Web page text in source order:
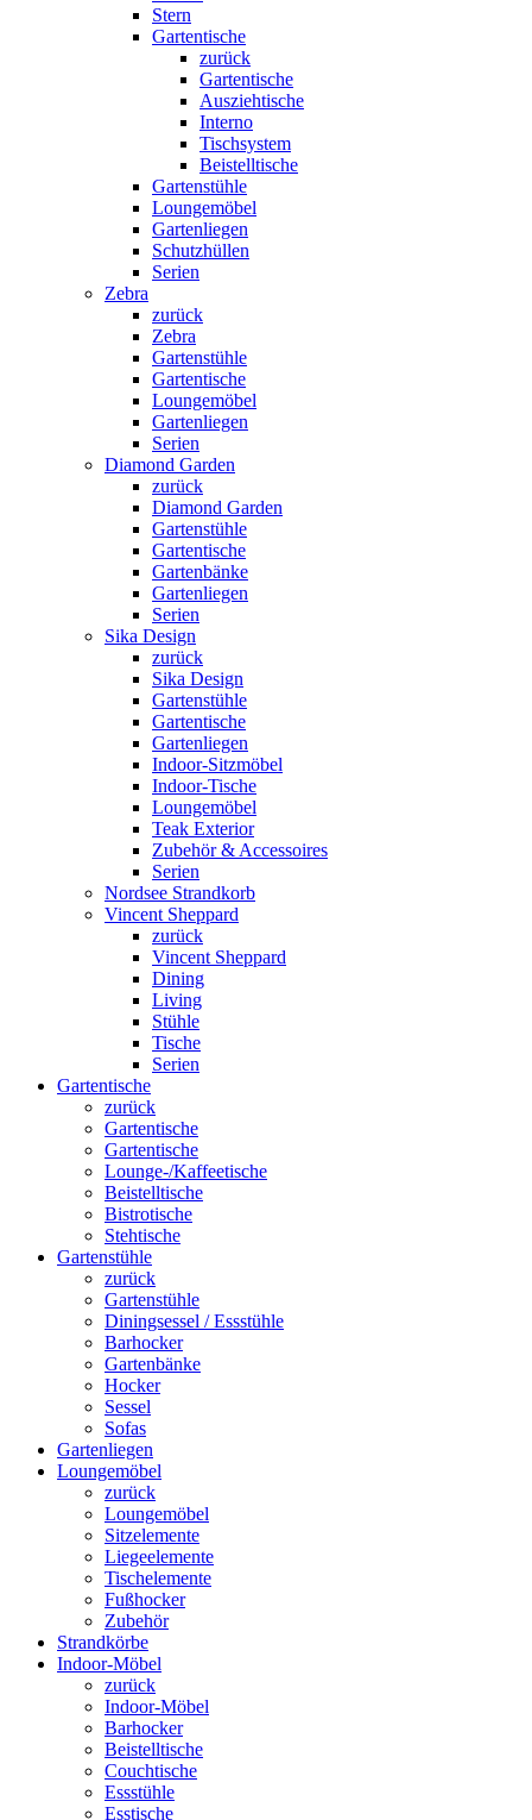
Stern
Gartentische
zurück
Gartentische
Ausziehtische
Interno
Tischsystem
Beistelltische
Gartenstühle
Loungemöbel
Gartenliegen
Schutzhüllen
Serien
Zebra
zurück
Zebra
Gartenstühle
Gartentische
Loungemöbel
Gartenliegen
Serien
Diamond Garden
zurück
Diamond Garden
Gartenstühle
Gartentische
Gartenbänke
Gartenliegen
Serien
Sika Design
zurück
Sika Design
Gartenstühle
Gartentische
Gartenliegen
Indoor-Sitzmöbel
Indoor-Tische
Loungemöbel
Teak Exterior
Zubehör & Accessoires
Serien
Nordsee Strandkorb
Vincent Sheppard
zurück
Vincent Sheppard
Dining
Living
Stühle
Tische
Serien
Gartentische
zurück
Gartentische
Gartentische
Lounge-/Kaffeetische
Beistelltische
Bistrotische
Stehtische
Gartenstühle
zurück
Gartenstühle
Diningsessel / Essstühle
Barhocker
Gartenbänke
Hocker
Sessel
Sofas
Gartenliegen
Loungemöbel
zurück
Loungemöbel
Sitzelemente
Liegeelemente
Tischelemente
Fußhocker
Zubehör
Strandkörbe
Indoor-Möbel
zurück
Indoor-Möbel
Barhocker
Beistelltische
Couchtische
Essstühle
Esstische